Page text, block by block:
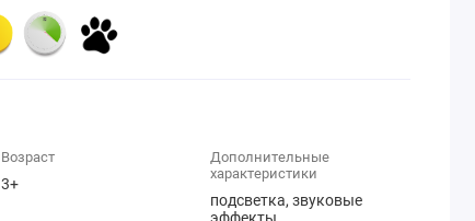
Возраст
3+
Дополнительные
характеристики
подсветка, звуковые